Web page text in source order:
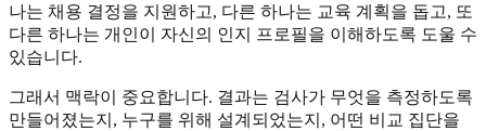
나는 채용 결정을 지원하고, 다른 하나는 교육 계획을 돕고, 또
다른 하나는 개인이 자신의 인지 프로필을 이해하도록 도울 수
있습니다.
그래서 맥락이 중요합니다. 결과는 검사가 무엇을 측정하도록
만들어졌는지, 누구를 위해 설계되었는지, 어떤 비교 집단을